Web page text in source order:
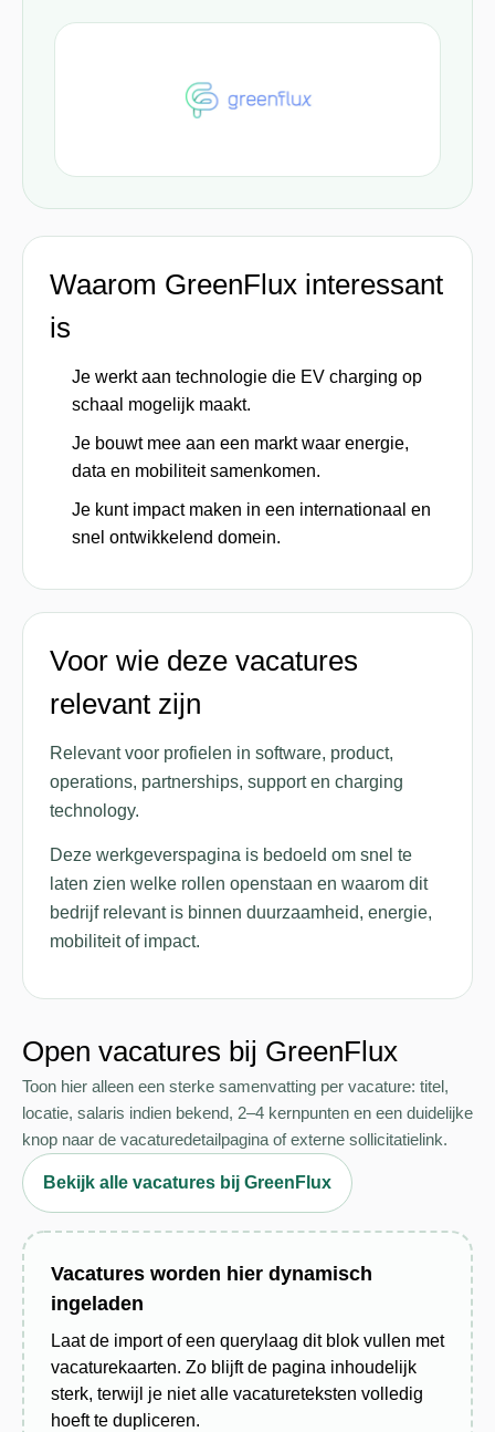
Waarom GreenFlux interessant
is
Je werkt aan technologie die EV charging op
schaal mogelijk maakt.
Je bouwt mee aan een markt waar energie,
data en mobiliteit samenkomen.
Je kunt impact maken in een internationaal en
snel ontwikkelend domein.
Voor wie deze vacatures
relevant zijn
Relevant voor profielen in software, product,
operations, partnerships, support en charging
technology.
Deze werkgeverspagina is bedoeld om snel te
laten zien welke rollen openstaan en waarom dit
bedrijf relevant is binnen duurzaamheid, energie,
mobiliteit of impact.
Open vacatures bij GreenFlux
Toon hier alleen een sterke samenvatting per vacature: titel,
locatie, salaris indien bekend, 2–4 kernpunten en een duidelijke
knop naar de vacaturedetailpagina of externe sollicitatielink.
Bekijk alle vacatures bij GreenFlux
Vacatures worden hier dynamisch
ingeladen
Laat de import of een querylaag dit blok vullen met
vacaturekaarten. Zo blijft de pagina inhoudelijk
sterk, terwijl je niet alle vacatureteksten volledig
hoeft te dupliceren.